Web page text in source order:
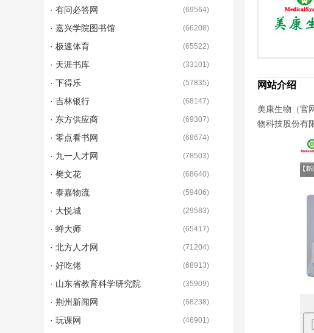
网站介绍
美康生物（官
物科技股份有
· 有问必答网 (69564)
· 嘉兴学院图书馆 (66208)
· 极速体育 (65522)
· 天涯书库 (33101)
· 下得乐 (57835)
· 吉林银行 (68147)
· 东方供应商 (69307)
· 零点看书网 (68674)
· 九一人才网 (78503)
· 樊文花 (68640)
· 泰嘉物流 (59406)
· 大悦城 (29583)
· 蝉大师 (65417)
· 北方人才网 (71204)
· 好吃佬 (68913)
· 山东省教育科学研究院 (35909)
· 荆州新闻网 (68238)
· 玩课网 (46901)